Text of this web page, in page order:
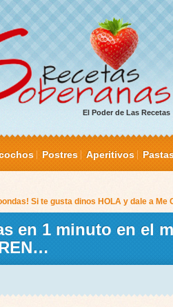
El Poder de Las Recetas
Postres Aperitivos
Si te gusta dinos HOLA y dale a Me
en 1 minuto en el